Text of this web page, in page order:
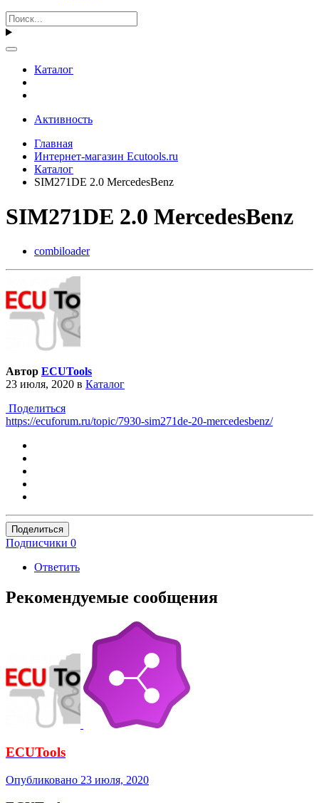
Каталог
Активность
Главная
Интернет-магазин Ecutools.ru
Каталог
SIM271DE 2.0 MercedesBenz
SIM271DE 2.0 MercedesBenz
combiloader
Автор ECUTools
23 июля, 2020 в Каталог
Поделиться
https://ecuforum.ru/topic/7930-sim271de-20-mercedesbenz/
Поделиться
Подписчики 0
Ответить
Рекомендуемые сообщения
ECUTools
Опубликовано 23 июля, 2020